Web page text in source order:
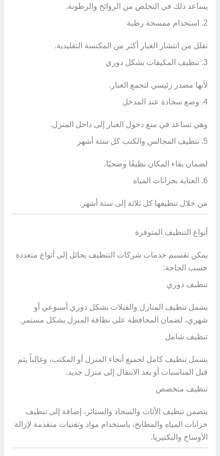
يساعد ذلك في التخلص من الروائح والرطوبة.
2. استخدام ممسحة رطبة
تقلل من انتشار الغبار أكثر من المكنسة التقليدية.
3. تنظيف المكيفات بشكل دوري
لأنها مصدر رئيسي لتجمع الغبار.
4. وضع سجادة عند المدخل
وهي تساعد في منع دخول الغبار إلى داخل المنزل.
5. تنظيف المجالس والكنب كل ستة أشهر
لضمان بقاء المكان نظيفًا وصحيًا.
6. العناية بخزانات المياه
من خلال تنظيفها كل ثلاثة إلى ستة أشهر.
أنواع التنظيف المتوفرة
يمكن تقسيم خدمات شركات التنظيف بحائل إلى أنواع متعددة
حسب الحاجة:
تنظيف دوري
يشمل تنظيف المنازل والفيلات بشكل دوري أسبوعي أو
شهري، لضمان المحافظة على نظافة المنزل بشكل مستمر.
تنظيف شامل
يشمل تنظيف كامل لجميع أنحاء المنزل أو المكتب، وغالباً يتم
قبل المناسبات أو بعد الانتقال إلى منزل جديد.
تنظيف متخصص
يتضمن تنظيف الأثاث والسجاد والستائر، إضافة إلى تنظيف
خزانات المياه والمطابخ، باستخدام مواد وتقنيات متقدمة لإزالة
الأوساخ والبكتيريا.